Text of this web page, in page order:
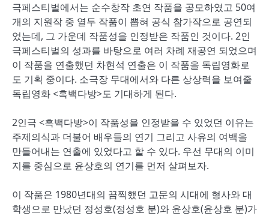
극페스티벌에서는 순수창작 초연 작품을 공모하였고 50여
개의 지원작 중 열두 작품이 뽑혀 공식 참가작으로 공연되
었는데, 그 가운데 작품성을 인정받은 작품인 것이다. 2인
극페스티벌의 성과를 바탕으로 여러 차례 재공연 되었으며
이 작품을 연출했던 차현석 연출은 이 작품을 독립영화로
도 기획 중이다. 소극장 무대에서와 다른 상상력을 보여줄
독립영화 <흑백다방>도 기대하게 된다.
2인극 <흑백다방>이 작품성을 인정받을 수 있었던 이유는
주제의식과 더불어 배우들의 연기 그리고 사유의 여백을
만들어내는 연출에 있었다고 할 수 있다. 우선 무대의 이미
지를 중심으로 윤상호의 연기를 먼저 살펴보자.
이 작품은 1980년대의 끔찍했던 고문의 시대에 형사와 대
학생으로 만났던 정성호(정성호 분)와 윤상호(윤상호 분)가